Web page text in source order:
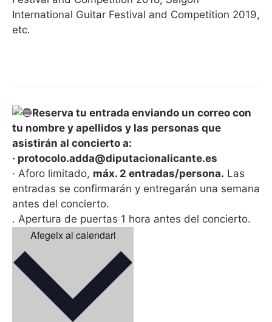
International Guitar Festival and Competition 2019,
etc.
Reserva tu entrada enviando un correo con
tu nombre y apellidos y las personas que
asistirán al concierto a:
· protocolo.adda@diputacionalicante.es
· Aforo limitado, máx. 2 entradas/persona. Las
entradas se confirmarán y entregarán una semana
antes del concierto.
. Apertura de puertas 1 hora antes del concierto.